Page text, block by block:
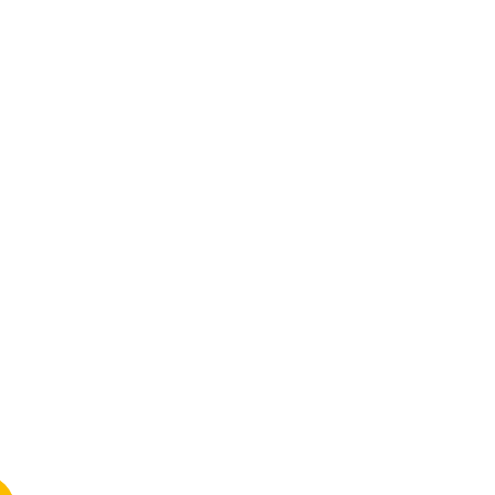
ANS